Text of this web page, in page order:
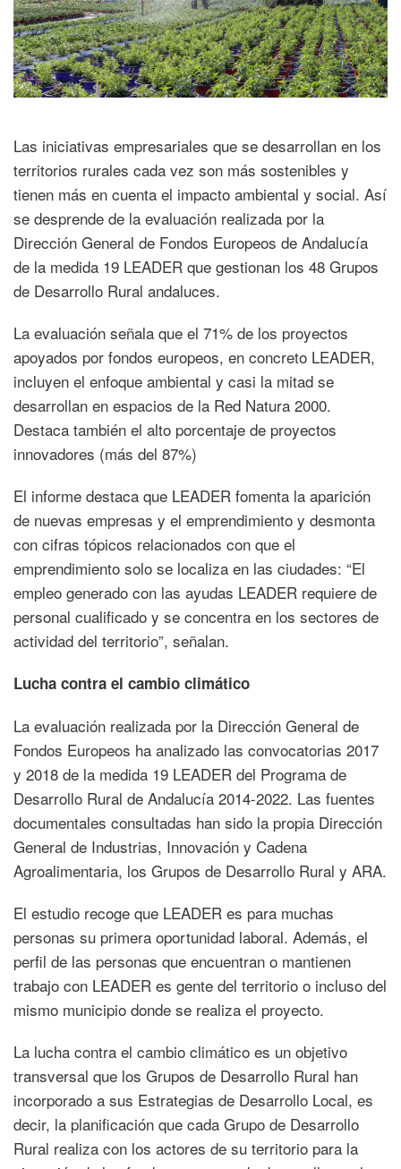
Las iniciativas empresariales que se desarrollan en los
territorios rurales cada vez son más sostenibles y
tienen más en cuenta el impacto ambiental y social. Así
se desprende de la evaluación realizada por la
Dirección General de Fondos Europeos de Andalucía
de la medida 19 LEADER que gestionan los 48 Grupos
de Desarrollo Rural andaluces.
La evaluación señala que el 71% de los proyectos
apoyados por fondos europeos, en concreto LEADER,
incluyen el enfoque ambiental y casi la mitad se
desarrollan en espacios de la Red Natura 2000.
Destaca también el alto porcentaje de proyectos
innovadores (más del 87%)
El informe destaca que LEADER fomenta la aparición
de nuevas empresas y el emprendimiento y desmonta
con cifras tópicos relacionados con que el
emprendimiento solo se localiza en las ciudades: “El
empleo generado con las ayudas LEADER requiere de
personal cualificado y se concentra en los sectores de
actividad del territorio”, señalan.
Lucha contra el cambio climático
La evaluación realizada por la Dirección General de
Fondos Europeos ha analizado las convocatorias 2017
y 2018 de la medida 19 LEADER del Programa de
Desarrollo Rural de Andalucía 2014-2022. Las fuentes
documentales consultadas han sido la propia Dirección
General de Industrias, Innovación y Cadena
Agroalimentaria, los Grupos de Desarrollo Rural y ARA.
El estudio recoge que LEADER es para muchas
personas su primera oportunidad laboral. Además, el
perfil de las personas que encuentran o mantienen
trabajo con LEADER es gente del territorio o incluso del
mismo municipio donde se realiza el proyecto.
La lucha contra el cambio climático es un objetivo
transversal que los Grupos de Desarrollo Rural han
incorporado a sus Estrategias de Desarrollo Local, es
decir, la planificación que cada Grupo de Desarrollo
Rural realiza con los actores de su territorio para la